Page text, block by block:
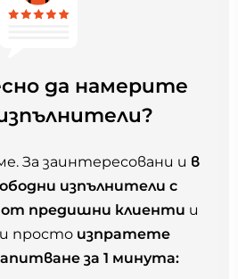
да намерите
За заинтересовани и в
изпълнители с
от предишни клиенти и
просто изпратете
за 1 минута: